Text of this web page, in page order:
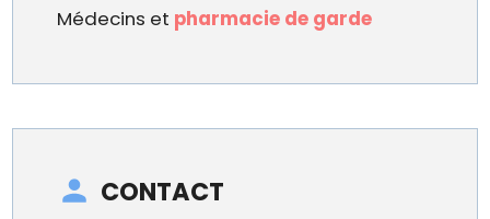
Médecins et pharmacie de garde
CONTACT